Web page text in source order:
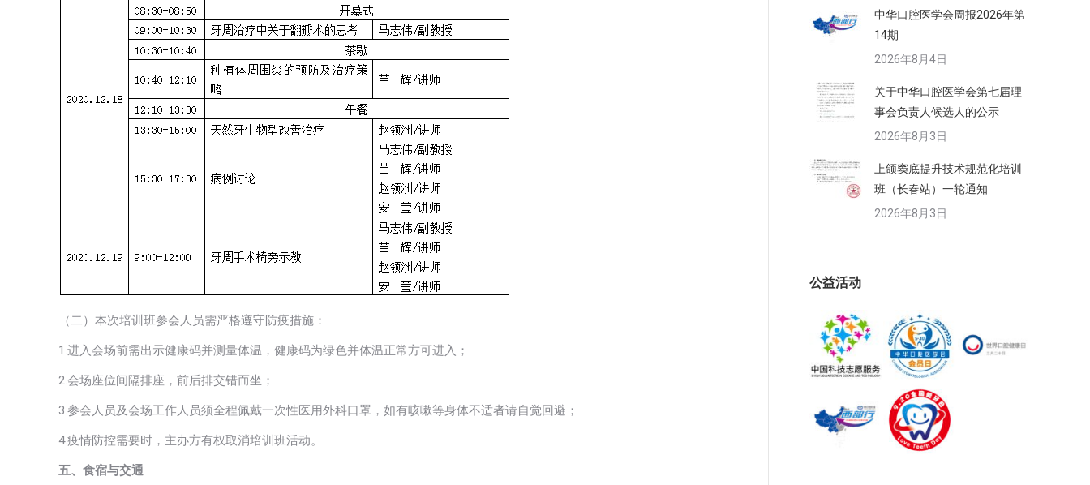
（二）本次培训班参会人员需严格遵守防疫措施：
1.进入会场前需出示健康码并测量体温，健康码为绿色并体温正常方可进入；
2.会场座位间隔排座，前后排交错而坐；
3.参会人员及会场工作人员须全程佩戴一次性医用外科口罩，如有咳嗽等身体不适者请自觉回避；
4.疫情防控需要时，主办方有权取消培训班活动。
五、食宿与交通
中华口腔医学会周报2026年第
14期
2026年8月4日
关于中华口腔医学会第七届理
事会负责人候选人的公示
2026年8月3日
上颌窦底提升技术规范化培训
班（长春站）一轮通知
2026年8月3日
公益活动